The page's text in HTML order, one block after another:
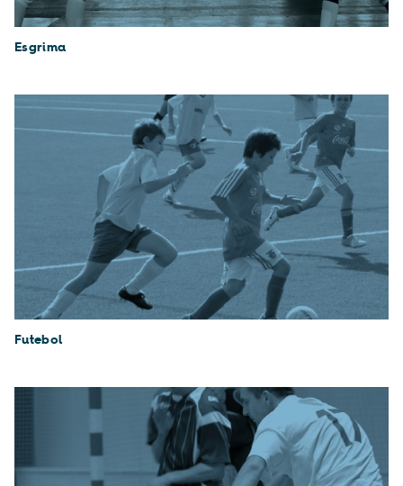
Esgrima
Futebol